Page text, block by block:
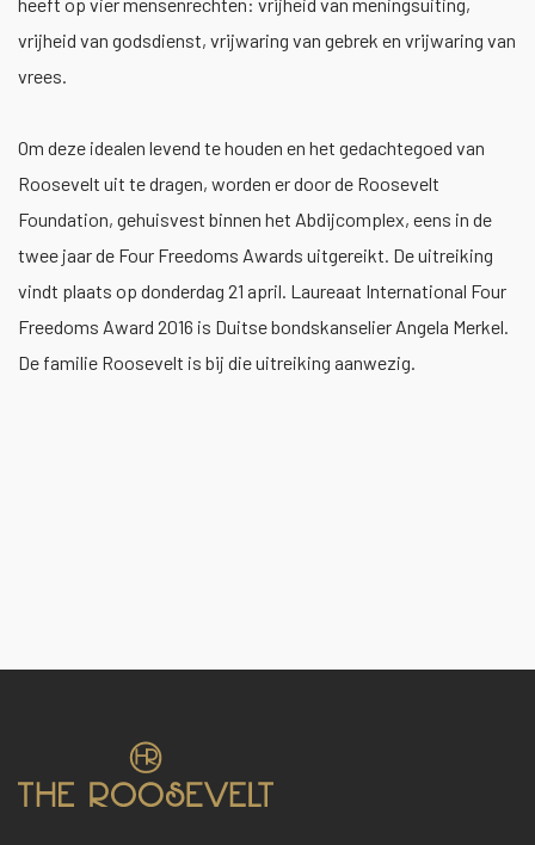
vrijheid van godsdienst, vrijwaring van gebrek en vrijwaring van
vrees.
Om deze idealen levend te houden en het gedachtegoed van
Roosevelt uit te dragen, worden er door de Roosevelt
Foundation, gehuisvest binnen het Abdijcomplex, eens in de
twee jaar de Four Freedoms Awards uitgereikt. De uitreiking
vindt plaats op donderdag 21 april. Laureaat International Four
Freedoms Award 2016 is Duitse bondskanselier Angela Merkel.
De familie Roosevelt is bij die uitreiking aanwezig.